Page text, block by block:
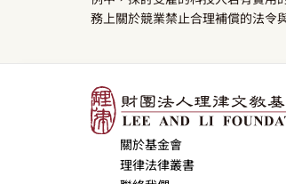
務上關於競業禁止合理補償的法令
關於基金會
理律法律叢書